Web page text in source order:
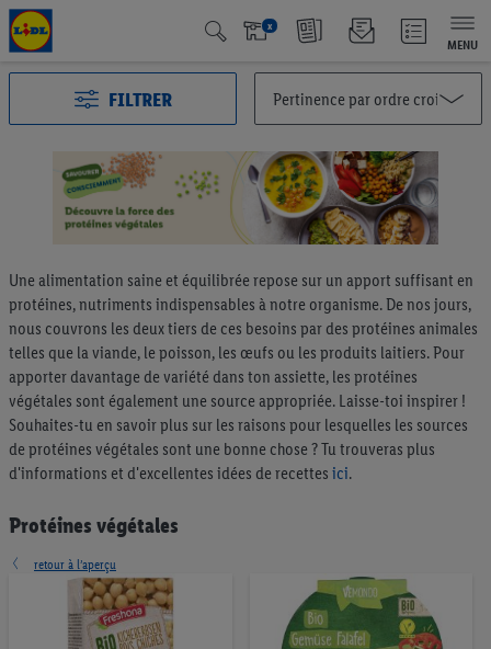
x
MENU
Une alimentation saine et équilibrée repose sur un apport suffisant en
protéines, nutriments indispensables à notre organisme. De nos jours,
nous couvrons les deux tiers de ces besoins par des protéines animales
telles que la viande, le poisson, les œufs ou les produits laitiers. Pour
apporter davantage de variété dans ton assiette, les protéines
végétales sont également une source appropriée. Laisse-toi inspirer !
Souhaites-tu en savoir plus sur les raisons pour lesquelles les sources
de protéines végétales sont une bonne chose ? Tu trouveras plus
d'informations et d'excellentes idées de recettes ici.
Protéines végétales
retour à l’aperçu
FILTRER
Toutes les catégories
Fairtrade 40
Les meilleurs dans leur catégorie
66
Végétalien et végétarien
6
Fruits et légumes 195
Pain & pâtisseries 191
Müesli & tartinables 57
Café & thé 75
Convenience 144
Viande
297
Poisson 44
Pâtes & riz 50
Épices & huiles 123